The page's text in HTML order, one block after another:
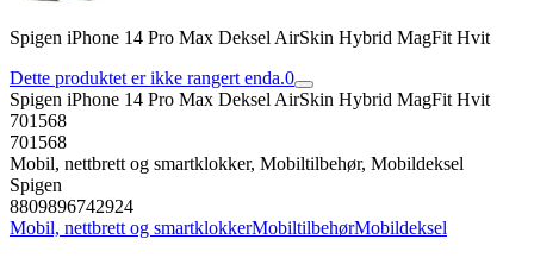
Spigen iPhone 14 Pro Max Deksel AirSkin Hybrid MagFit Hvit
Dette produktet er ikke rangert enda.0
Spigen iPhone 14 Pro Max Deksel AirSkin Hybrid MagFit Hvit
701568
701568
Mobil, nettbrett og smartklokker, Mobiltilbehør, Mobildeksel
Spigen
8809896742924
Mobil, nettbrett og smartklokkerMobiltilbehørMobildeksel